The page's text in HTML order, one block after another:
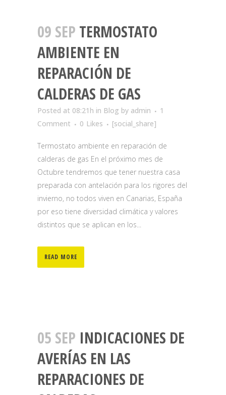
09 SEP TERMOSTATO
AMBIENTE EN
REPARACIÓN DE
CALDERAS DE GAS
Posted at 08:21h in Blog by admin
1
Comment
0 Likes [social_share]
Termostato ambiente en reparación de
calderas de gas En el próximo mes de
Octubre tendremos que tener nuestra casa
preparada con antelación para los rigores del
invierno, no todos viven en Canarias, España
por eso tiene diversidad climática y valores
distintos que se aplican en los...
READ MORE
05 SEP INDICACIONES DE
AVERÍAS EN LAS
REPARACIONES DE